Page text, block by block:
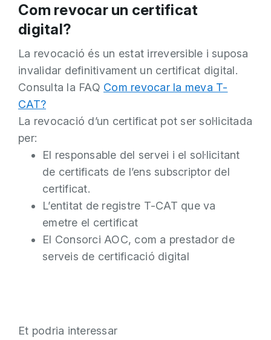
Com revocar un certificat
digital?
La revocació és un estat irreversible i suposa
invalidar definitivament un certificat digital.
Consulta la FAQ Com revocar la meva T-
CAT?
La revocació d’un certificat pot ser sol·licitada
per:
El responsable del servei i el sol·licitant
de certificats de l’ens subscriptor del
certificat.
L’entitat de registre T-CAT que va
emetre el certificat
El Consorci AOC, com a prestador de
serveis de certificació digital
Et podria interessar